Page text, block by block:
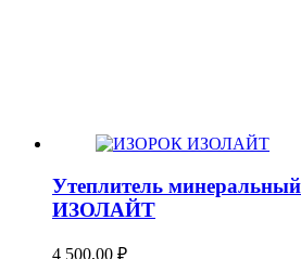
Утеплитель
ИЗОЛАЙТ
4 500,00 ₽